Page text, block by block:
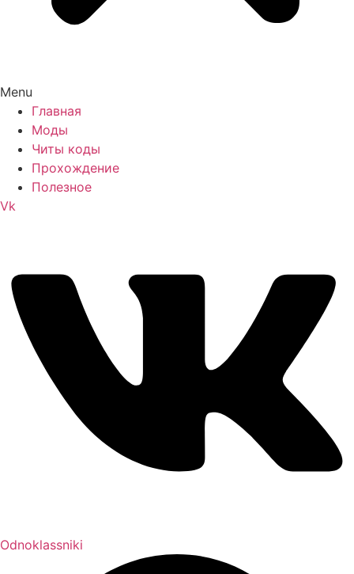
Menu
Главная
Моды
Читы коды
Прохождение
Полезное
Vk
Odnoklassniki